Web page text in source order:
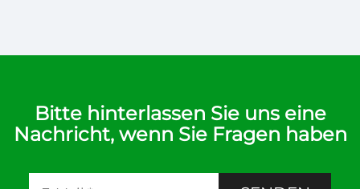
Bitte hinterlassen Sie uns eine
Nachricht, wenn Sie Fragen haben